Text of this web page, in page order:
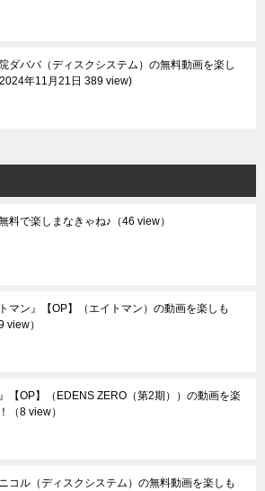
ダババ（ディスクシステム）の無料動画を楽し
2024年11月21日 389 view
料で楽しまなきゃね♪ （46 view）
トマン』【OP】（エイトマン）の動画を楽しも
9 view）
』【OP】（EDENS ZERO（第2期））の動画を楽
（8 view）
コル（ディスクシステム）の無料動画を楽しも